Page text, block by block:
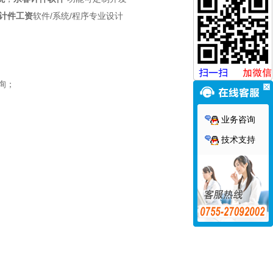
件工资软件/系统/程序专业设计
；
业务咨询
技术支持